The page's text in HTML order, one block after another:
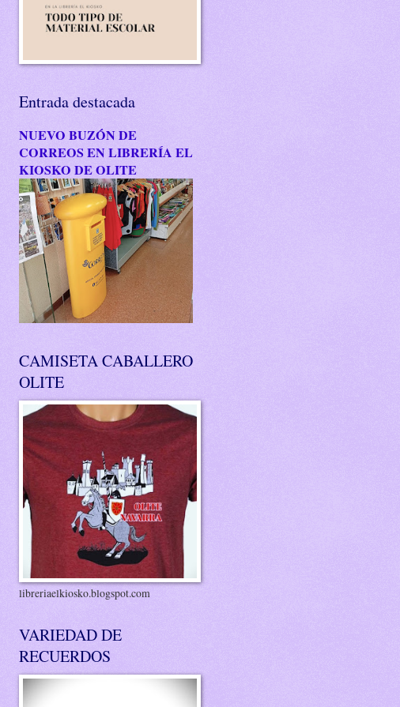
Entrada destacada
NUEVO BUZÓN DE
CORREOS EN LIBRERÍA EL
KIOSKO DE OLITE
CAMISETA CABALLERO
OLITE
libreriaelkiosko.blogspot.com
VARIEDAD DE
RECUERDOS